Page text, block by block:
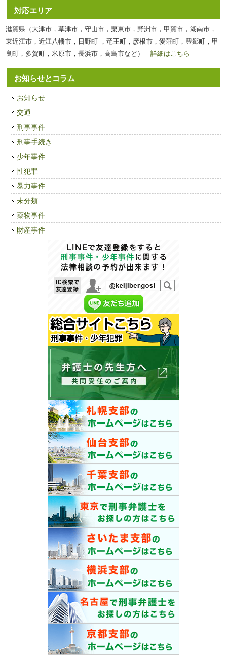
対応エリア
滋賀県（大津市，草津市，守山市，栗東市，野洲市，甲賀市，湖南市，
東近江市，近江八幡市，日野町 ，竜王町，彦根市，愛荘町，豊郷町，甲
良町，多賀町，米原市，長浜市，高島市など）詳細はこちら
お知らせとコラム
お知らせ
交通
刑事事件
刑事手続き
少年事件
性犯罪
暴力事件
未分類
薬物事件
財産事件